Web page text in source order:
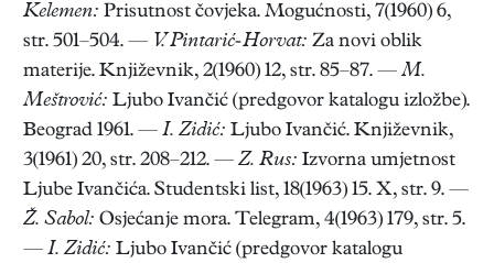
Kelemen: Prisutnost čovjeka. Mogućnosti, 7(1960) 6,
str. 501–504. — V. Pintarić-Horvat: Za novi oblik
materije. Književnik, 2(1960) 12, str. 85–87. —M.
Meštrović: Ljubo Ivančić (predgovor katalogu izložbe).
Beograd 1961. — I. Zidić: Ljubo Ivančić. Književnik,
3(1961) 20, str. 208–212. — Z. Rus: Izvorna umjetnost
Ljube Ivančića. Studentski list, 18(1963) 15. X, str. 9. —
Ž. Sabol: Osjećanje mora. Telegram, 4(1963) 179, str. 5.
— I. Zidić: Ljubo Ivančić (predgovor katalogu